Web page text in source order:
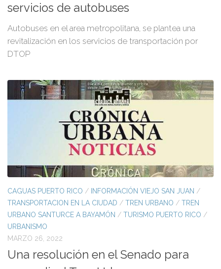
servicios de autobuses
Autobuses en el area metropolitana, se plantea una
revitalización en los servicios de transportación por
DTOP
CAGUAS PUERTO RICO / INFORMACIÓN VIEJO SAN JUAN /
TRANSPORTACION EN LA CIUDAD / TREN URBANO / TREN
URBANO SANTURCE A BAYAMÓN / TURISMO PUERTO RICO /
URBANISMO
MARZO 26, 2022
Una resolución en el Senado para